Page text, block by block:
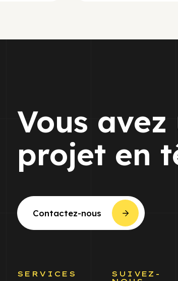
Vous avez
projet en
Contactez-nous
SERVICES
SUIVEZ-